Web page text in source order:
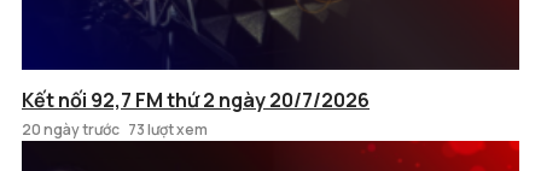
Kết nối 92,7 FM thứ 2 ngày 20/7/2026
20 ngày trước 73 lượt xem